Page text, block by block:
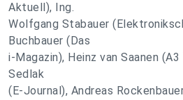
Aktuell), Ing.
Wolfgang Stabauer
Buchbauer (Das
i-Magazin), Heinz van Saanen
Sedlak
(E-Journal), Andreas